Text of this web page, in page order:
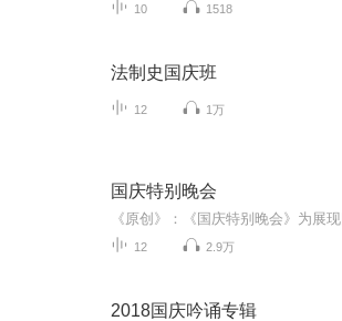
10 1518
法制史国庆班
12 1万
国庆特别晚会
12 2.9万
2018国庆吟诵专辑